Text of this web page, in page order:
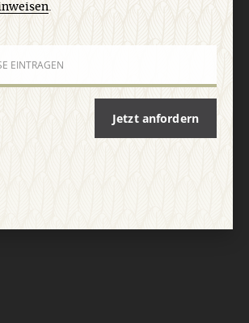
Nach oben
.
Jetzt anfordern